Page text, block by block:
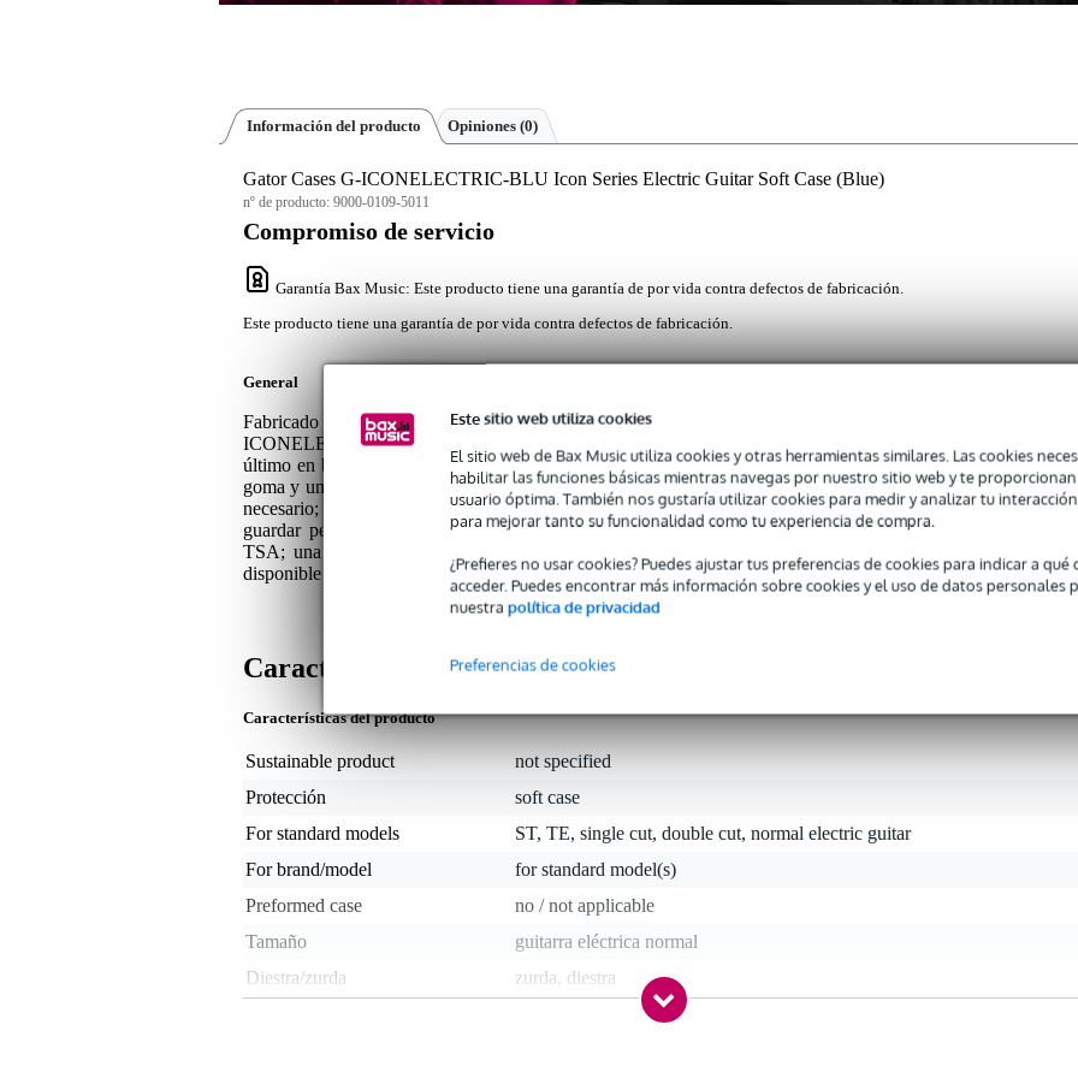
Este sitio web utiliza cookies
El sitio web de Bax Music utiliza cookies y otras herramientas similares. Las cookies
habilitar las funciones básicas mientras navegas por nuestro sitio web y te
usuario óptima. También nos gustaría utilizar cookies para medir y analizar tu
para mejorar tanto su funcionalidad como tu experiencia de compra.
¿Prefieres no usar cookies? Puedes ajustar tus preferencias de cookies para indicar a
acceder. Puedes encontrar más información sobre cookies y el uso de datos personales
nuestra política de privacidad
Preferencias de cookies
Información del producto Opiniones (0)
Gator Cases G-ICONELECTRIC-BLU Icon Series Electric Guitar Soft Case (Blue)
nº de producto: 9000-0109-5011
Compromiso de servicio
Garantía Bax Music: Este producto tiene una garantía de por vida contra defectos de fabricación.
Este producto tiene una garantía de por vida contra defectos de fabricación.
General
Fabricado para ofrecer la máxima comodidad y tranquilidad en la carretera, el estuche blando Gator Cases G-
ICONELECTRIC mantiene su guitarra eléctrica segura y sana de camino a los conciertos. Esencialmente lo
último en bolsas para conciertos, cuenta con un exterior de nylon resistente al agua junto con parachoques
goma y un interior acolchado de micro terciopelo; un soporte de cuello ajustable que se puede quitar según
necesario; un gran compartimento para accesorios, así como un bolsillo oculto en la parte posterior
guardar pequeños pero importantes objetos personales; una cremallera principal compatible con cerradura
TSA; una cubierta integrada para la lluvia; e incluso un abridor de botellas. La G-ICONELECTRIC está
disponible en cuatro colores diferentes; ésta es la versión azul.
Características
Características del producto
Sustainable product
not specified
Protección
soft case
For standard models
ST, TE, single cut, double cut, normal electric guitar
For brand/model
for standard model(s)
Preformed case
no / not applicable
Tamaño
guitarra eléctrica normal
Diestra/zurda
zurda, diestra
on both sides, sólo para 6 en línea